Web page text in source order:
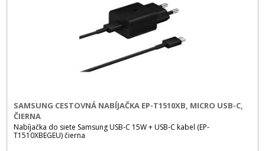
SAMSUNG CESTOVNÁ NABÍJAČKA EP-T1510XB, MICRO USB-C,
ČIERNA
Nabíjačka do siete Samsung USB-C 15W + USB-C kabel (EP-
T1510XBEGEU) čierna